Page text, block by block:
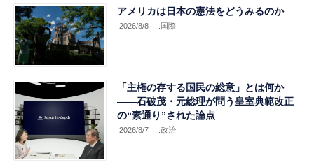
アメリカは日本の憲法をどうみるのか
2026/8/8 .国際
「主権の存する国民の総意」とは何か
――石破茂・元総理が問う皇室典範改正
の“素通り”された論点
2026/8/7 .政治